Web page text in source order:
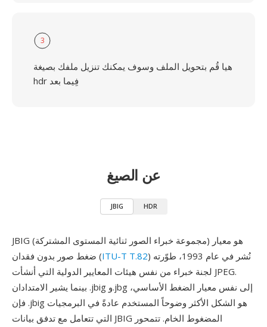
3
هيا قُم بتحويل الملف وسوف يمكنك تنزيل ملفك بصيغة
hdr فِيما بعد
عن الصيغ
JBIG HDR
JBIG (مجموعة خبراء الصور ثنائية المستوى المشتركة) هو معيار
ضغط صور بدون فقدان (ITU-T T.82) نُشر في عام 1993، طوّرته
لجنة خبراء من نفس هيئات المعايير الدولية التي أنشأت JPEG.
بينما يشير الامتدادان .jbig و.jbg إلى نفس معيار الضغط الأساسي،
فإن .jbig هو الشكل الأكثر وضوحاً المستخدم عادةً في البرمجيات
التي تتعامل مع تدفق بيانات JBIG المضغوط الخام. تتمحور